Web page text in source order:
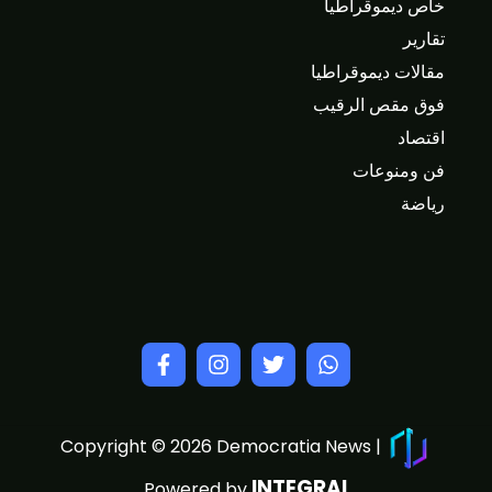
خاص ديموقراطيا
تقارير
مقالات ديموقراطيا
فوق مقص الرقيب
اقتصاد
فن ومنوعات
رياضة